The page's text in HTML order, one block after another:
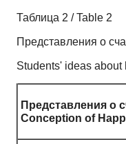
Таблица 2 / Table 2
Представления о
Students' ideas about
Представления о
Conception of